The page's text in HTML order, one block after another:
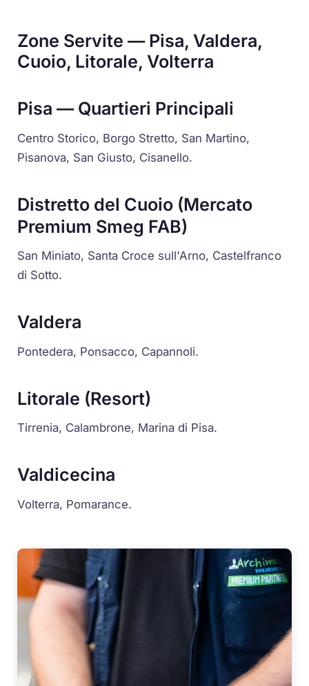
Zone Servite — Pisa, Valdera,
Cuoio, Litorale, Volterra
Pisa — Quartieri Principali
Centro Storico, Borgo Stretto, San Martino,
Pisanova, San Giusto, Cisanello.
Distretto del Cuoio (Mercato
Premium Smeg FAB)
San Miniato, Santa Croce sull'Arno, Castelfranco
di Sotto.
Valdera
Pontedera, Ponsacco, Capannoli.
Litorale (Resort)
Tirrenia, Calambrone, Marina di Pisa.
Valdicecina
Volterra, Pomarance.